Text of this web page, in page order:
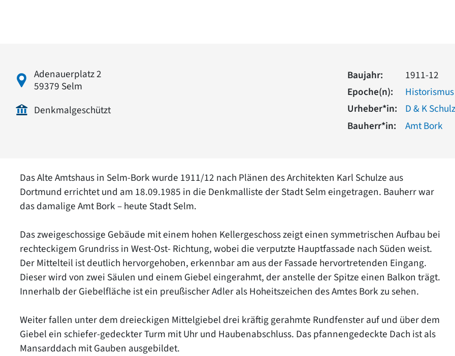
Adenauerplatz 2
59379 Selm
Denkmalgeschützt
Baujahr:
1911-12
Epoche(n):
Historismus
Urheber*in:
D & K
Bauherr*in:
Amt Bork
Das Alte Amtshaus in Selm-Bork wurde 1911/12 nach Plänen des Architekten Karl Schulze aus
Dortmund errichtet und am 18.09.1985 in die Denkmalliste der Stadt Selm eingetragen. Bauherr war
das damalige Amt Bork – heute Stadt Selm.
Das zweigeschossige Gebäude mit einem hohen Kellergeschoss zeigt einen symmetrischen Aufbau bei
rechteckigem Grundriss in West-Ost- Richtung, wobei die verputzte Hauptfassade nach Süden weist.
Der Mittelteil ist deutlich hervorgehoben, erkennbar am aus der Fassade hervortretenden Eingang.
Dieser wird von zwei Säulen und einem Giebel eingerahmt, der anstelle der Spitze einen Balkon trägt.
Innerhalb der Giebelfläche ist ein preußischer Adler als Hoheitszeichen des Amtes Bork zu sehen.
Weiter fallen unter dem dreieckigen Mittelgiebel drei kräftig gerahmte Rundfenster auf und über dem
Giebel ein schiefer-gedeckter Turm mit Uhr und Haubenabschluss. Das pfannengedeckte Dach ist als
Mansarddach mit Gauben ausgebildet.